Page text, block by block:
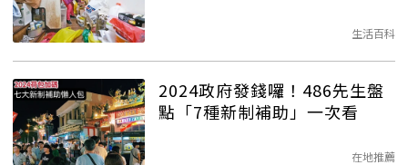
生活百科
2024政府發錢囉！486先生盤
點「7種新制補助」一次看
在地推薦